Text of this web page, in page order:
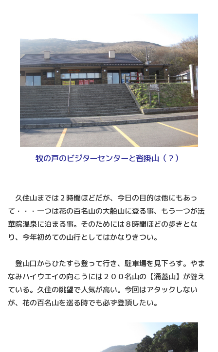
牧の戸のビジターセンターと沓掛山（？）
久住山までは２時間ほどだが、今日の目的は他にもあっ
て・・・一つは花の百名山の大船山に登る事、もう一つが法
華院温泉に泊まる事。そのためには８時間ほどの歩きとな
り、今年初めての山行としてはかなりきつい。
登山口からひたすら登って行き、駐車場を見下ろす。やま
なみハイウエイの向こうには２００名山の【涌蓋山】が聳え
ている。久住の眺望で人気が高い。今回はアタックしない
が、花の百名山を巡る時でも必ず登頂したい。